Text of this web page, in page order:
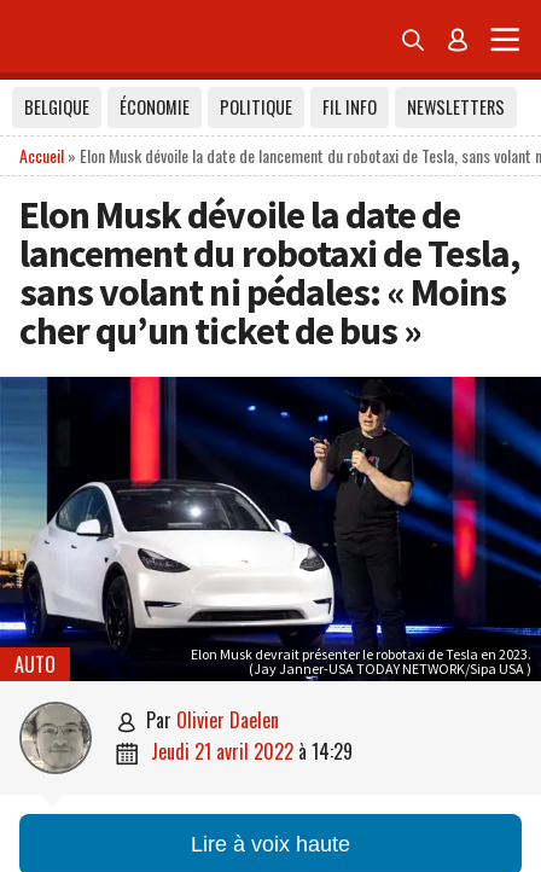
 
BELGIQUE ÉCONOMIE POLITIQUE FIL INFO
NEWSLETTERS
Accueil» Elon Musk dévoile la date de lancement du robotaxi de Tesla, sans
Elon Musk dévoile la date de
lancement du robotaxi de Tesla,
sans volant ni pédales: « Moins
cher qu’un ticket de bus »
Elon Musk devrait présenter le robotaxi de Tesla en 2023.
(Jay Janner-USA TODAY NETWORK/Sipa USA )
AUTO
 par Olivier Daelen
 jeudi 21 avril 2022 à 14:29
Lire à voix haute